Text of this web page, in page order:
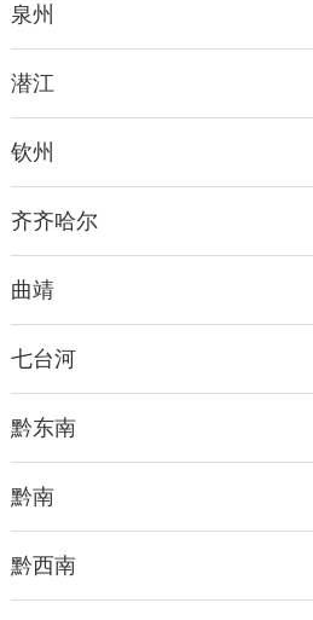
泉州
潜江
钦州
齐齐哈尔
曲靖
七台河
黔东南
黔南
黔西南